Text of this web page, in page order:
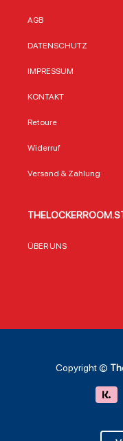
AGB
DATENSCHUTZ
IMPRESSUM
KONTAKT
Retoure
Widerruf
Versand & Zahlung
ÜBER UNS
Copyright ©